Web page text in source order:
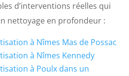
d’interventions réelles qui
nettoyage en profondeur :
à Nîmes Mas de Possac
à Nîmes Kennedy
à Poulx dans un